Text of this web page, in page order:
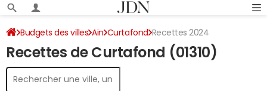
Budgets des villes Ain Curtafond Recettes 2024
Recettes de Curtafond (01310)